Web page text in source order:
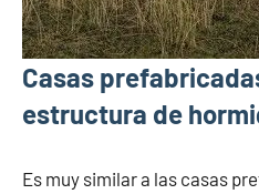
Casas
estructura de
Es muy similar a las casas